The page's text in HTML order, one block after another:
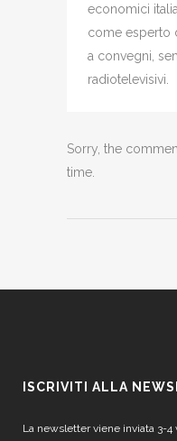
economici
come esperto
a convegni,
radiotelevisivi.
Sorry, the
time.
ISCRIVITI ALLA
La newsletter viene inviata 3-4